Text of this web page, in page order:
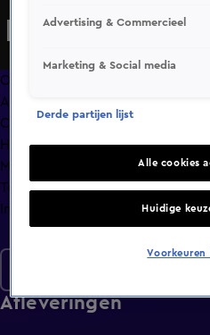
Overzicht
Afleveringen
Clips
Hoe is het nu met?
Macdate met Nick Eshuis
Terugblik
Info
Afleveringen
Advertising & Commercieel
Marketing & Social media
Derde partijen lijst
Alle cookies
Huidige
Voorkeuren